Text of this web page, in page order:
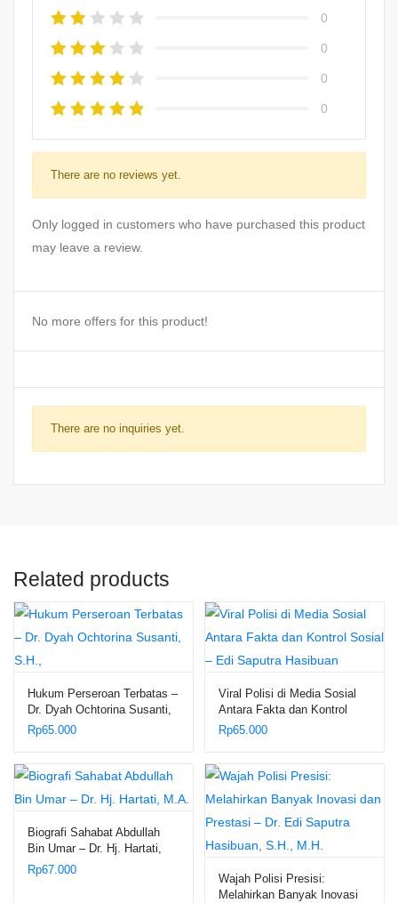
0
0
0
0
There are no reviews yet.
Only logged in customers who have purchased this product
may leave a review.
No more offers for this product!
There are no inquiries yet.
Related products
Hukum Perseroan Terbatas –
Dr. Dyah Ochtorina Susanti,
S.H.,
Rp65.000
Viral Polisi di Media Sosial
Antara Fakta dan Kontrol
Sosial – Edi Saputra
Rp65.000
Biografi Sahabat Abdullah
Bin Umar – Dr. Hj. Hartati,
M.A.
Rp67.000
Wajah Polisi Presisi:
Melahirkan Banyak Inovasi